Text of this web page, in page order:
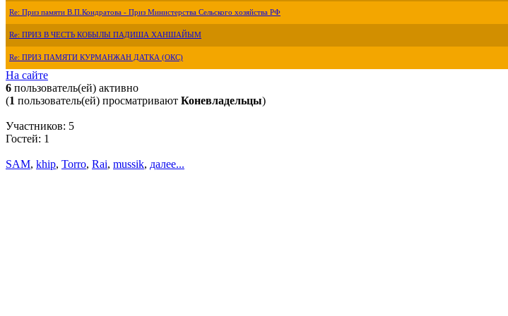
Re: Приз памяти В.П.Кондратова - Приз Министерства Сельского хозяйства РФ
Re: ПРИЗ В ЧЕСТЬ КОБЫЛЫ ПАДИША ХАНШАЙЫМ
Re: ПРИЗ ПАМЯТИ КУРМАНЖАН ДАТКА (ОКС)
На сайте
6 пользователь(ей) активно
(1 пользователь(ей) просматривают Коневладельцы)
Участников: 5
Гостей: 1
SAM, khip, Torro, Rai, mussik, далее...